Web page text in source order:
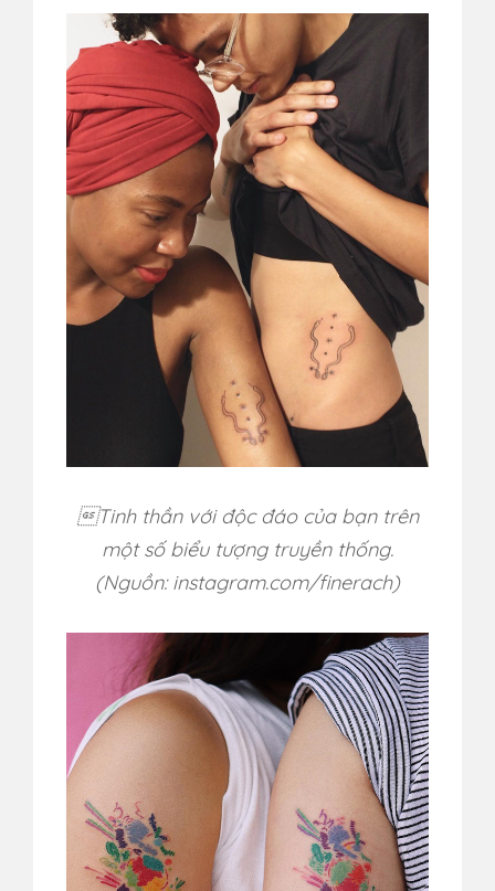
Tinh thần với độc đáo của bạn trên
một số biểu tượng truyền thống.
(Nguồn: instagram.com/finerach)